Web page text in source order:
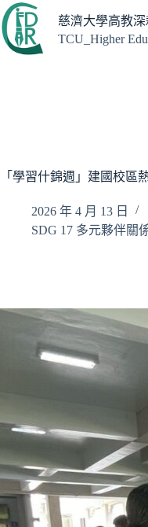
跳
至
主
慈濟大學高教
TCU_Higher
「學習什錦週」建國校區
2026 年 4 月 13 日
SDG 17 多元夥伴關